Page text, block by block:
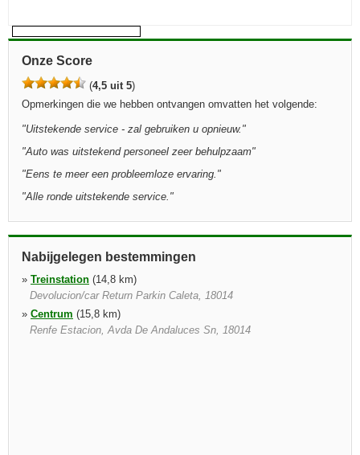
Onze Score
(4,5 uit 5)
Opmerkingen die we hebben ontvangen omvatten het volgende:
"Uitstekende service - zal gebruiken u opnieuw. "
"Auto was uitstekend personeel zeer behulpzaam"
"Eens te meer een probleemloze ervaring. "
"Alle ronde uitstekende service. "
Nabijgelegen bestemmingen
» Treinstation (14,8 km)
Devolucion/car Return Parkin Caleta, 18014
» Centrum (15,8 km)
Renfe Estacion, Avda De Andaluces Sn, 18014